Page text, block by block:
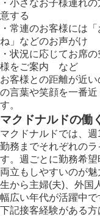
・小さなお子様連れ
意する
・常連のお客様には
ね」などのお声がけ
・状況に応じてお席
様をご案内 など
お客様との距離が近
の言葉や笑顔を一番
す。
マクドナルドの働
マクドナルドでは、
勤務までそれぞれの
す。週ごとに勤務希
両立もしやすいのが
生から主婦(夫)、外国
幅広い年代が活躍中で
下記接客経験がある方